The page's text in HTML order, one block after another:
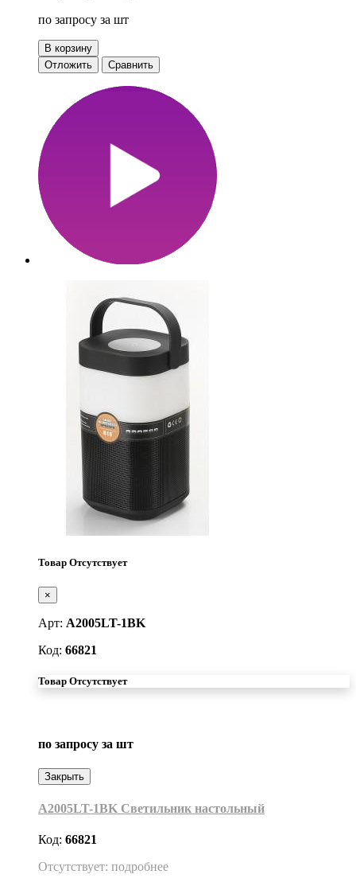
по запросу за шт
В корзину
Отложить
Сравнить
Товар Отсутствует
×
Арт: A2005LT-1BK
Код: 66821
Товар Отсутствует
по запросу за шт
Закрыть
A2005LT-1BK Светильник настольный
Код: 66821
Отсутствует: подробнее